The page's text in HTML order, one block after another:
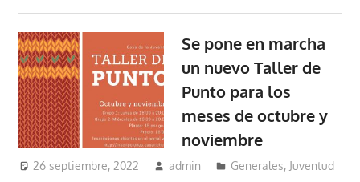
Se pone en marcha
un nuevo Taller de
Punto para los
meses de octubre y
noviembre
26 septiembre, 2022 admin Generales, Juventud